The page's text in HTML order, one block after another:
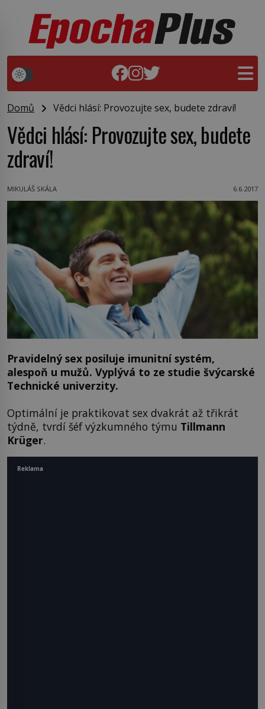
Domů Vědci hlásí: Provozujte sex, budete zdraví!
Vědci hlásí: Provozujte sex, budete
zdraví!
MIKULÁŠ SKÁLA 6.6.2017
Pravidelný sex posiluje imunitní systém,
alespoň u mužů. Vyplývá to ze studie švýcarské
Technické univerzity.
Optimální je praktikovat sex dvakrát až třikrát
týdně, tvrdí šéf výzkumného týmu Tillmann
Krüger.
Reklama